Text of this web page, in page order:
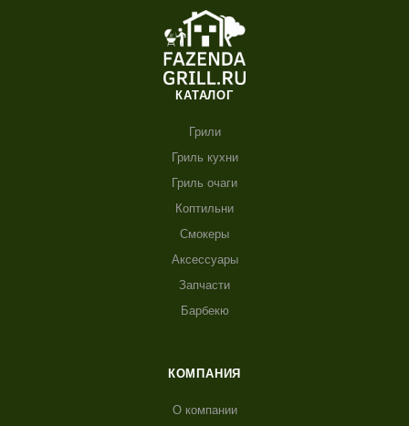
КАТАЛОГ
Грили
Гриль кухни
Гриль очаги
Коптильни
Смокеры
Аксессуары
Запчасти
Барбекю
КОМПАНИЯ
О компании